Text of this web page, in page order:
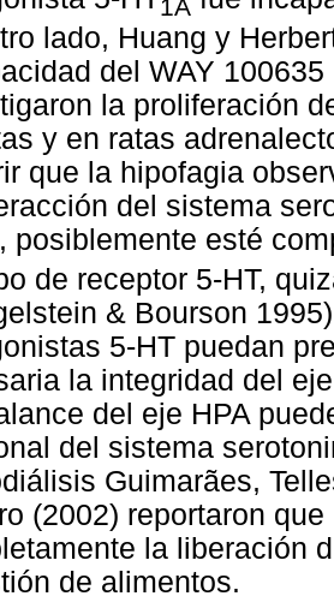
1A
lado, Huang y
del WAY
la proliferación
y en ratas
que la hipofagia
del sistema
, posiblemente esté
de receptor 5-HT,
& Bourson
5-HT puedan
la integridad del
del eje HPA
del sistema
Guimarães,
(2002) reportaron
la liberación
de alimentos.